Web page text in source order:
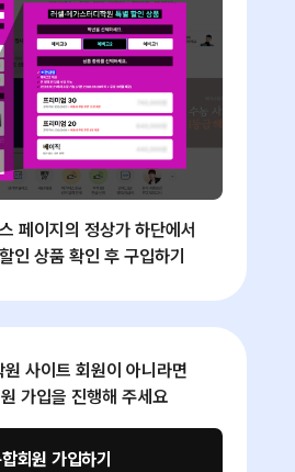
페이지의 정상가 하단에서
인 상품 확인 후 구입하기
원 사이트 회원이 아니라면
가입을 진행해 주세요
회원 가입하기